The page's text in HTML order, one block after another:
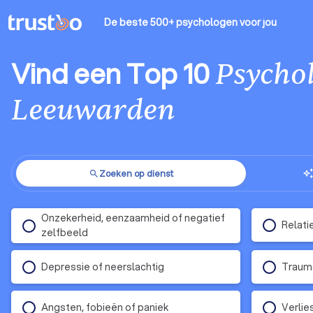
De beste 500+ psychologenvoor jou
Vind een Top 10
Leeuwarden
search Zoeken op dienst
Onzekerheid, eenzaamheid of negatief
zelfbeeld
Depressie of neerslachtig
Angsten, fobieën of paniek